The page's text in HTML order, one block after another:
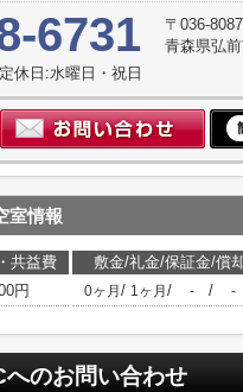
6731
〒036-8087
青森県弘
休日:水曜日・祝日
室情報
共益費 敷金/礼金/保証金/償
円 0ヶ月 / 1ヶ月 / - / -
へのお問い合わせ